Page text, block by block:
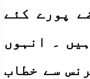
پورے کئے
۔ انہوں
سے خطاب